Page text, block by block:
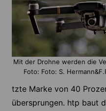
Mit der Drohne werden die
Foto: Foto: S.
tzte Marke von 40
übersprungen. htp baut